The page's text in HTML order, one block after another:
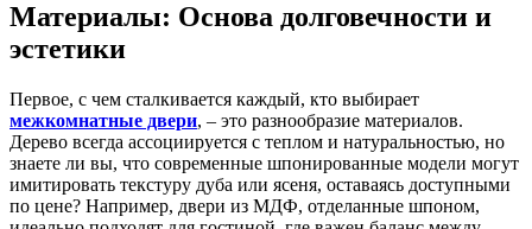
Материалы: Основа долговечности и
эстетики
Первое, с чем сталкивается каждый, кто выбирает
межкомнатные двери, – это разнообразие материалов.
Дерево всегда ассоциируется с теплом и натуральностью, но
знаете ли вы, что современные шпонированные модели могут
имитировать текстуру дуба или ясеня, оставаясь доступными
по цене? Например, двери из МДФ, отделанные шпоном,